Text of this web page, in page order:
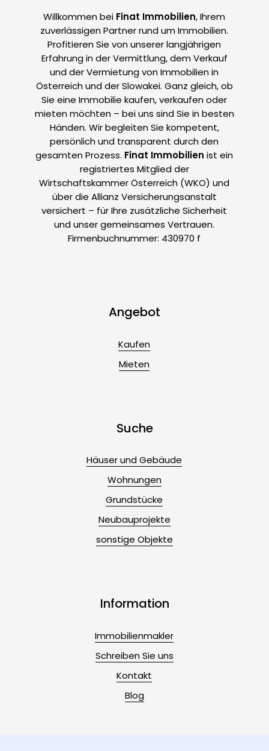
Willkommen bei Finat Immobilien, Ihrem
zuverlässigen Partner rund um Immobilien.
Profitieren Sie von unserer langjährigen
Erfahrung in der Vermittlung, dem Verkauf
und der Vermietung von Immobilien in
Österreich und der Slowakei. Ganz gleich, ob
Sie eine Immobilie kaufen, verkaufen oder
mieten möchten – bei uns sind Sie in besten
Händen. Wir begleiten Sie kompetent,
persönlich und transparent durch den
gesamten Prozess. Finat Immobilien ist ein
registriertes Mitglied der
Wirtschaftskammer Österreich (WKO) und
über die Allianz Versicherungsanstalt
versichert – für Ihre zusätzliche Sicherheit
und unser gemeinsames Vertrauen.
Firmenbuchnummer: 430970 f
Angebot
Kaufen
Mieten
Suche
Häuser und Gebäude
Wohnungen
Grundstücke
Neubauprojekte
sonstige Objekte
Information
Immobilienmakler
Schreiben Sie uns
Kontakt
Blog